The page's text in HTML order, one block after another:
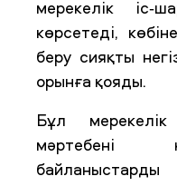
мерекелік іс-
көрсетеді,
беру сияқты
орынға қояды.
Бұл
мәртебені